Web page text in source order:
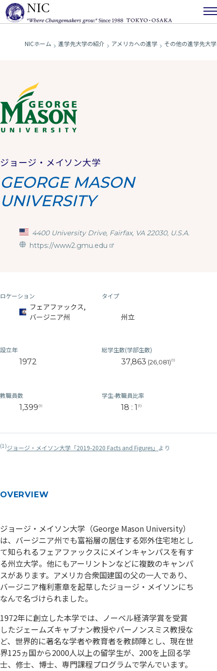
NICホーム 進学先大学の紹介 アメリカへの進学 その他の進学先大学
ジョージ・メイソン大学
GEORGE MASON
UNIVERSITY
4400 University Drive, Fairfax, VA 22030, U.S.A.
https://www2.gmu.edu
ロケーション
フェアファックス,
バージニア州
タイプ
州立
設立年
1972
総学生数(学部生数)
37,863 (26,081) (1)
教職員数
1,399 (1)
学生-教職員比率
18 : 1 (1)
(1)ジョージ・メイソン大学「2019-2020 Facts and Figures」 より
OVERVIEW
ジョージ・メイソン大学（George Mason University）
は、バージニア州でも富裕層の居住する郊外住宅地とし
て知られるフェアファックスにメインキャンパスを有す
る州立大学。他にもアーリントンなどに複数のキャンパ
スがあります。アメリカ合衆国建国の父の一人であり、
バージニア権利憲章を起草したジョージ・メイソンにち
なんで名づけられました。
1972年に創立した本学では、ノーベル経済学賞を受賞
したジェームズキャブナン教授やパーノンスミス教授な
ど、世界的に著名な学者や教育者を教師陣とし、現在世
界125ヵ国から2000人以上の留学生が、200を上回る学
士、修士、博士、専門課程プログラムで学んでいます。